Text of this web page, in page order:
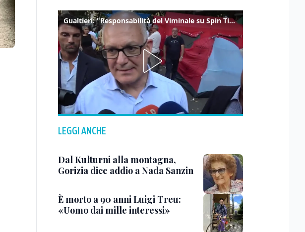
Gualtieri: "Responsabilità del Viminale su Spin Time? La posizione dei partiti è nota"
LEGGI ANCHE
Dal Kulturni alla montagna,
Gorizia dice addio a Nada Sanzin
È morto a 90 anni Luigi Treu:
«Uomo dai mille interessi»